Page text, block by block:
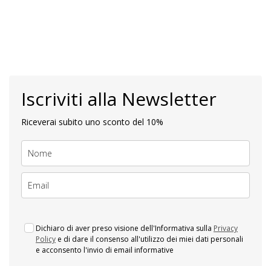
Iscriviti alla Newsletter
Riceverai subito uno sconto del 10%
Dichiaro di aver preso visione dell'Informativa sulla Privacy
Policy e di dare il consenso all'utilizzo dei miei dati personali
e acconsento l'invio di email informative